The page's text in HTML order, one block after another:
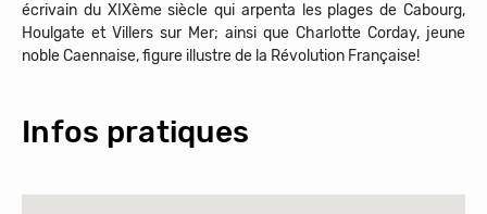
écrivain du XIXème siècle qui arpenta les plages de Cabourg,
Houlgate et Villers sur Mer; ainsi que Charlotte Corday, jeune
noble Caennaise, figure illustre de la Révolution Française!
Infos pratiques